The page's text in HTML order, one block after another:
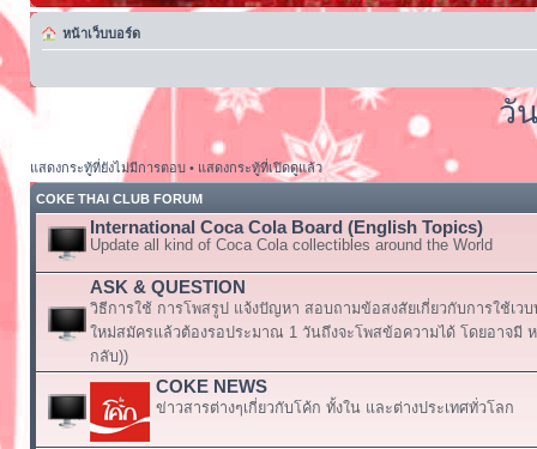
หน้าเว็บบอร์ด
วั
แสดงกระทู้ที่ยังไม่มีการตอบ• แสดงกระทู้ที่เปิดดูแล้ว
COKE THAI CLUB FORUM
International Coca Cola Board (English Topics)
Update all kind of Coca Cola collectibles around the World
ASK & QUESTION
วิธีการใช้ การโพสรูป แจ้งปัญหา สอบถามข้อสงสัยเกี่ยวกับการใช้เว
ใหม่สมัครแล้วต้องรอประมาณ 1 วันถึงจะโพสข้อความได้ โดยอาจมี
กลับ))
COKE NEWS
ข่าวสารต่างๆเกี่ยวกับโค้ก ทั้งใน และต่างประเทศทั่วโลก